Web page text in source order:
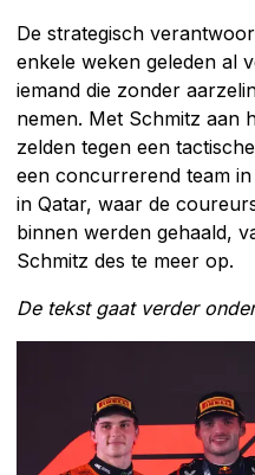
De strategisch
enkele weken geleden al
iemand die zonder
nemen. Met Schmitz aan
zelden tegen een
een concurrerend team
in Qatar, waar de
binnen werden gehaald,
Schmitz des te meer op.
De tekst gaat verder